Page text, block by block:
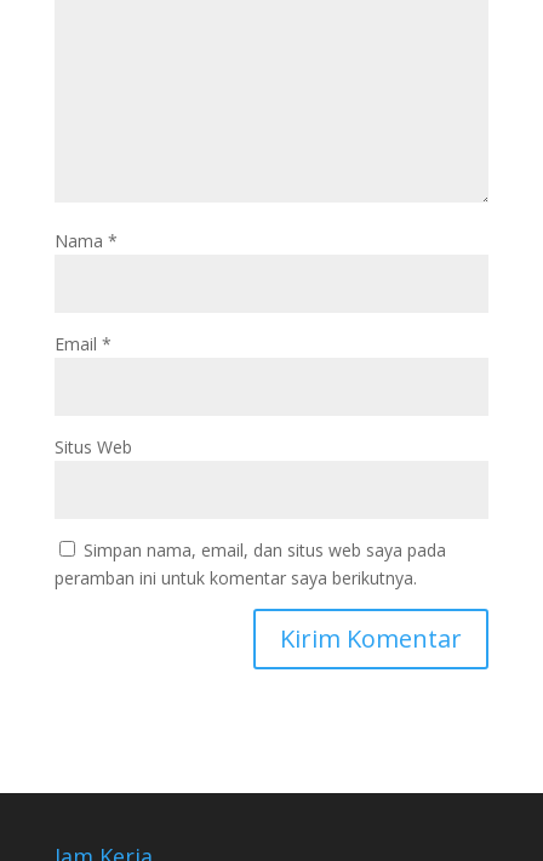
Nama *
Email *
Situs Web
Simpan nama, email, dan situs web saya pada
peramban ini untuk komentar saya berikutnya.